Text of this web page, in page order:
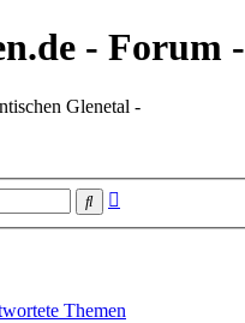
- Forum -
Glenetal -
Suche
Themen